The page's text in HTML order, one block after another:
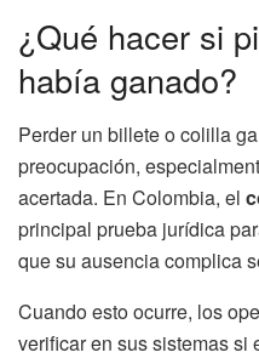
¿Qué hacer si
había ganado?
Perder un billete o colilla
preocupación,
acertada. En Colombia, el
principal prueba jurídica
que su ausencia complica
Cuando esto ocurre, los
verificar en sus sistemas si